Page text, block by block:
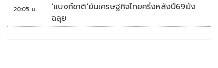
20:05 น.
‘แบงก์ชาติ’ยันเศรษฐกิจไทยครึ่งหลังปี69ยัง
ฉลุย